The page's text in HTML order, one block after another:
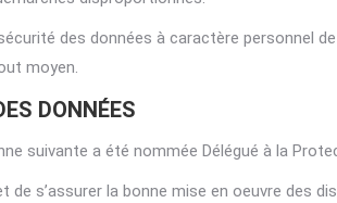
des données à caractère personnel
moyen.
DONNÉES
suivante a été nommée Délégué à la
de s’assurer la bonne mise en oeuvre des